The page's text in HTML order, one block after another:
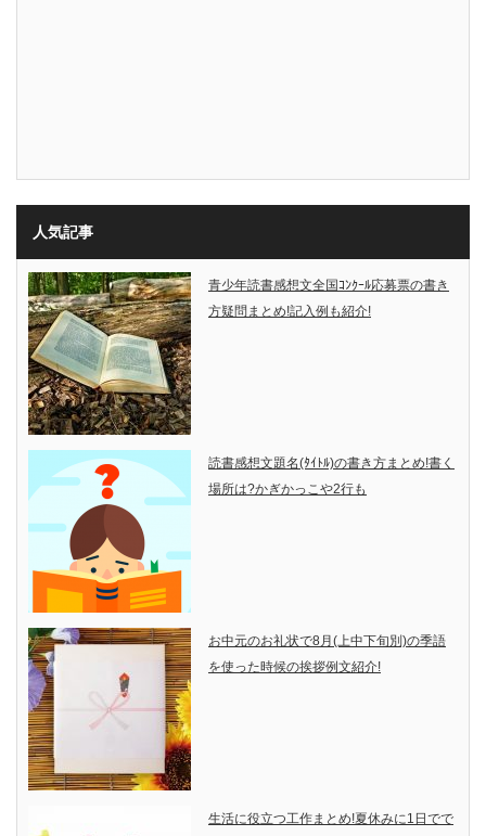
人気記事
青少年読書感想文全国ｺﾝｸｰﾙ応募票の書き
方疑問まとめ!記入例も紹介!
読書感想文題名(ﾀｲﾄﾙ)の書き方まとめ!書く
場所は?かぎかっこや2行も
お中元のお礼状で8月(上中下旬別)の季語
を使った時候の挨拶例文紹介!
生活に役立つ工作まとめ!夏休みに1日でで